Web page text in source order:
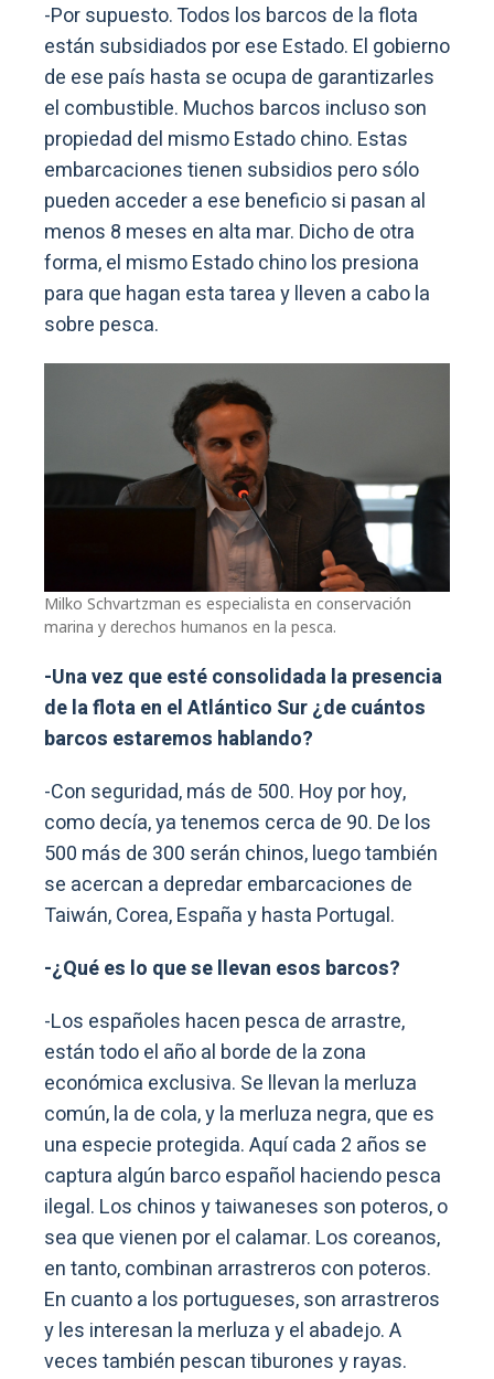
-Por supuesto. Todos los barcos de la flota
están subsidiados por ese Estado. El gobierno
de ese país hasta se ocupa de garantizarles
el combustible. Muchos barcos incluso son
propiedad del mismo Estado chino. Estas
embarcaciones tienen subsidios pero sólo
pueden acceder a ese beneficio si pasan al
menos 8 meses en alta mar. Dicho de otra
forma, el mismo Estado chino los presiona
para que hagan esta tarea y lleven a cabo la
sobre pesca.
Milko Schvartzman es especialista en conservación
marina y derechos humanos en la pesca.
-Una vez que esté consolidada la presencia
de la flota en el Atlántico Sur ¿de cuántos
barcos estaremos hablando?
-Con seguridad, más de 500. Hoy por hoy,
como decía, ya tenemos cerca de 90. De los
500 más de 300 serán chinos, luego también
se acercan a depredar embarcaciones de
Taiwán, Corea, España y hasta Portugal.
-¿Qué es lo que se llevan esos barcos?
-Los españoles hacen pesca de arrastre,
están todo el año al borde de la zona
económica exclusiva. Se llevan la merluza
común, la de cola, y la merluza negra, que es
una especie protegida. Aquí cada 2 años se
captura algún barco español haciendo pesca
ilegal. Los chinos y taiwaneses son poteros, o
sea que vienen por el calamar. Los coreanos,
en tanto, combinan arrastreros con poteros.
En cuanto a los portugueses, son arrastreros
y les interesan la merluza y el abadejo. A
veces también pescan tiburones y rayas.